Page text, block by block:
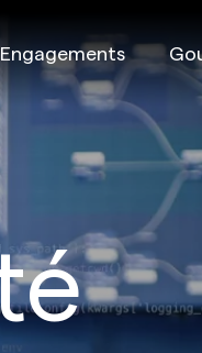
Engagements